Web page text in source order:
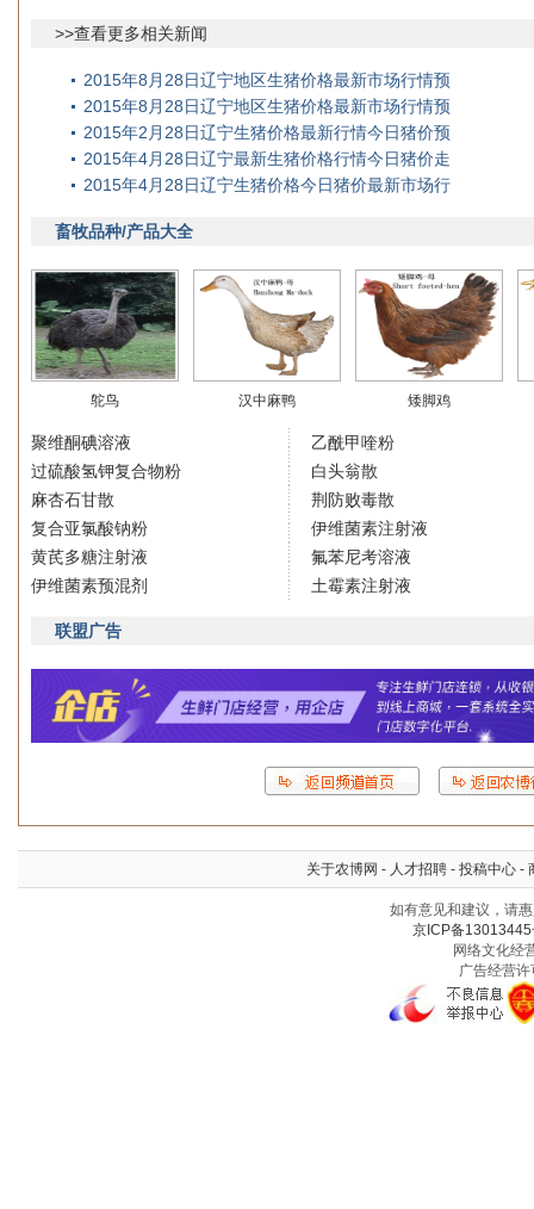
>>查看更多相关新闻
2015年8月28日辽宁地区生猪价格最新市场行情预
2015年8月28日辽宁地区生猪价格最新市场行情预
2015年2月28日辽宁生猪价格最新行情今日猪价预
2015年4月28日辽宁最新生猪价格行情今日猪价走
2015年4月28日辽宁生猪价格今日猪价最新市场行
畜牧品种/产品大全
鸵鸟 汉中麻鸭 矮脚鸡
聚维酮碘溶液
过硫酸氢钾复合物粉
麻杏石甘散
复合亚氯酸钠粉
黄芪多糖注射液
伊维菌素预混剂
乙酰甲喹粉
白头翁散
荆防败毒散
伊维菌素注射液
氟苯尼考溶液
土霉素注射液
联盟广告
关于农博网 - 人才招聘 - 投稿中心 -
如有意见和建议，请
京ICP备13013445
网络文化经
广告经营